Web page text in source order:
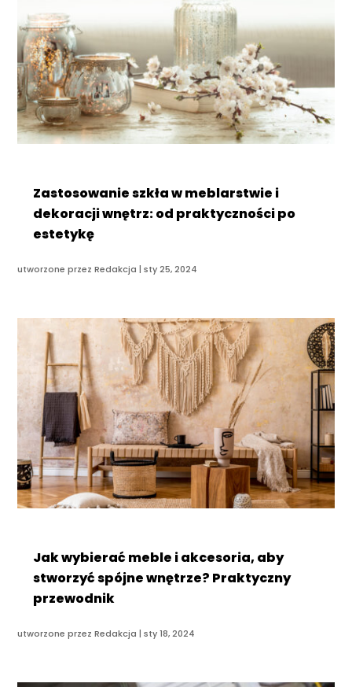
Zastosowanie szkła w meblarstwie i
dekoracji wnętrz: od praktyczności po
estetykę
utworzone przezRedakcja |sty 25, 2024
Jak wybierać meble i akcesoria, aby
stworzyć spójne wnętrze? Praktyczny
przewodnik
utworzone przezRedakcja |sty 18, 2024